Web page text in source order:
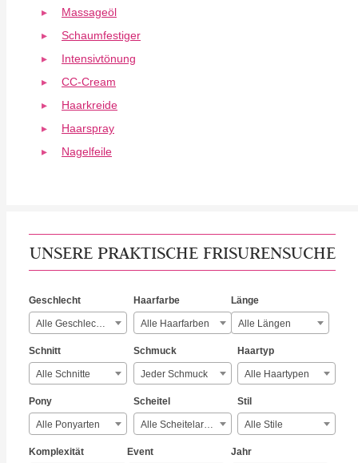
Massageöl
Schaumfestiger
Intensivtönung
CC-Cream
Haarkreide
Haarspray
Nagelfeile
UNSERE PRAKTISCHE FRISURENSUCHE
Geschlecht
Alle Geschlechter
Haarfarbe
Alle Haarfarben
Länge
Alle Längen
Schnitt
Alle Schnitte
Schmuck
Jeder Schmuck
Haartyp
Alle Haartypen
Pony
Alle Ponyarten
Scheitel
Alle Scheitelarten
Stil
Alle Stile
Komplexität Event Jahr